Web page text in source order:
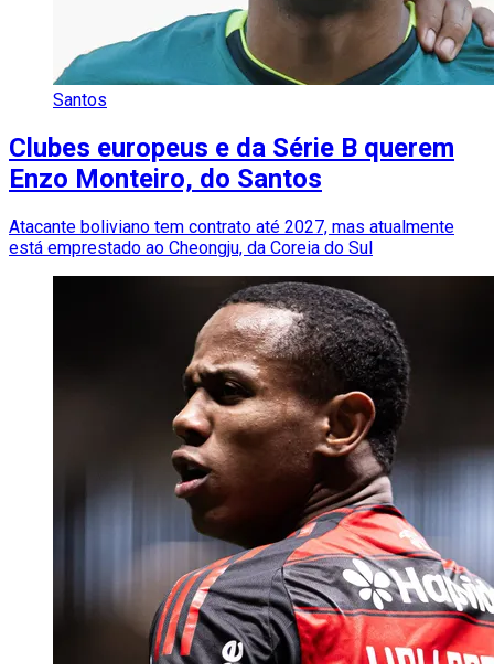
Santos
Clubes europeus e da Série B querem
Enzo Monteiro, do Santos
Atacante boliviano tem contrato até 2027, mas atualmente
está emprestado ao Cheongju, da Coreia do Sul